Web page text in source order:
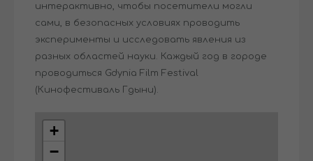
интерактивно, чтобы посетители могли
сами, в безопасных условиях проводить
эксперименты и исследовать явления из
разных областей науки. Каждый год в городе
проводиться Gdynia Film Festival
(Кинофестиваль Гдыни).
+
−